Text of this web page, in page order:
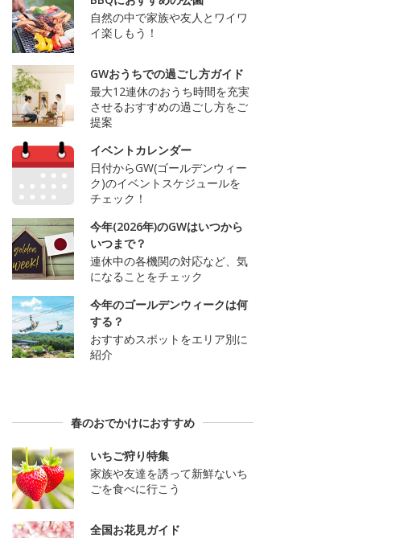
自然の中で家族や友人とワイワ
イ楽しもう！
GWおうちでの過ごし方ガイド
最大12連休のおうち時間を充実
させるおすすめの過ごし方をご
提案
イベントカレンダー
日付からGW(ゴールデンウィー
ク)のイベントスケジュールを
チェック！
今年(2026年)のGWはいつから
いつまで？
連休中の各機関の対応など、気
になることをチェック
今年のゴールデンウィークは何
する？
おすすめスポットをエリア別に
紹介
春のおでかけにおすすめ
いちご狩り特集
家族や友達を誘って新鮮ないち
ごを食べに行こう
全国お花見ガイド